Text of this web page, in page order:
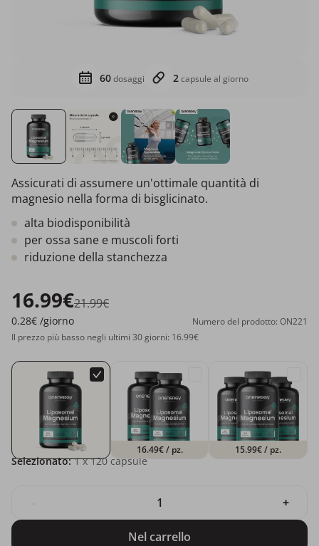
60dosaggi 2capsule al giorno
Assicurati di assumere un'ottimale quantità di
magnesio nella forma di bisglicinato.
alta biodisponibilità
per ossa sane e muscoli forti
riduzione della stanchezza
16.99€21.99€
0.28€ /giorno
Numero del prodotto: ON221
Il prezzo più basso negli ultimi 30 giorni: 16.99€
16.49€/ pz. 15.99€/ pz.
Selezionato: 1x 120 capsule
+
Nel carrello